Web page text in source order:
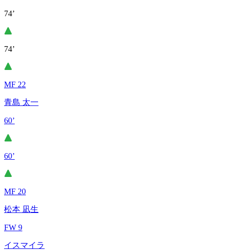
74’
74’
MF 22
青島 太一
60’
60’
MF 20
松本 凪生
FW 9
イスマイラ